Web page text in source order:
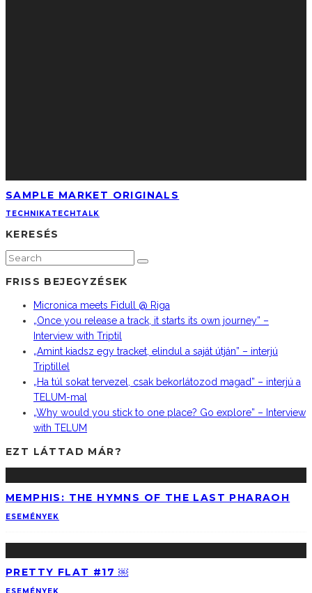
SAMPLE MARKET ORIGINALS
TECHNIKATECHTALK
KERESÉS
FRISS BEJEGYZÉSEK
Micronica meets Fidull @ Riga
„Once you release a track, it starts its own journey” –
Interview with Triptil
„Amint kiadsz egy tracket, elindul a saját útján” – interjú
Triptillel
„Ha túl sokat tervezel, csak bekorlátozod magad” – interjú a
TELUM-mal
„Why would you stick to one place? Go explore” – Interview
with TELUM
EZT LÁTTAD MÁR?
MEMPHIS: THE HYMNS OF THE LAST PHARAOH
ESEMÉNYEK
PRETTY FLAT #17 ￼
ESEMÉNYEK